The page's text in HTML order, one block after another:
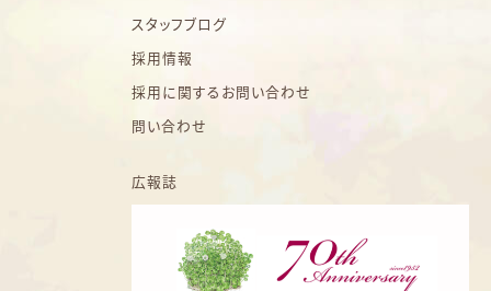
スタッフブログ
採用情報
採用に関するお問い合わせ
問い合わせ
広報誌